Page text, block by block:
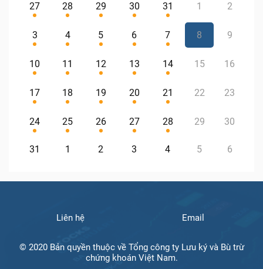
27 28 29 30 31 1 2
3 4 5 6 7 8 9
10 11 12 13 14 15 16
17 18 19 20 21 22 23
24 25 26 27 28 29 30
31 1 2 3 4 5 6
Liên hệ Email
© 2020 Bản quyền thuộc về Tổng công ty Lưu ký và Bù trừ
chứng khoán Việt Nam.